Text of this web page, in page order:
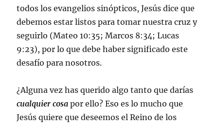
todos los evangelios sinópticos, Jesús dice que
debemos estar listos para tomar nuestra cruz y
seguirlo (Mateo 10:35; Marcos 8:34; Lucas
9:23), por lo que debe haber significado este
desafío para nosotros.
¿Alguna vez has querido algo tanto que darías
cualquier cosa por ello? Eso es lo mucho que
Jesús quiere que deseemos el Reino de los